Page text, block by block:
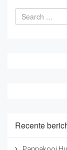
Recente